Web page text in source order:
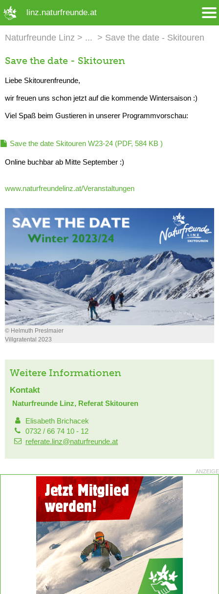
linz.naturfreunde.at
Naturfreunde Linz Save the date - Skitouren
Save the date - Skitouren
Liebe Skitourenfreunde,
wir freuen uns schon jetzt auf die kommende Wintersaison :)
Viel Spaß beim Gustieren in unserer Programmvorschau:
Save the date Skitouren W23-24 (PDF, 584 KB )
Online buchbar ab Mitte September :)
www.naturfreundelinz.at/Veranstaltungen
© Helmuth Preslmaier
Villgratental 2023
Weitere Informationen
Kontakt
Naturfreunde Linz, Referat Skitouren
Elisabeth Brichacek
0732 / 66 74 10 - 12
referate.linz@naturfreunde.at
ANZEIGE